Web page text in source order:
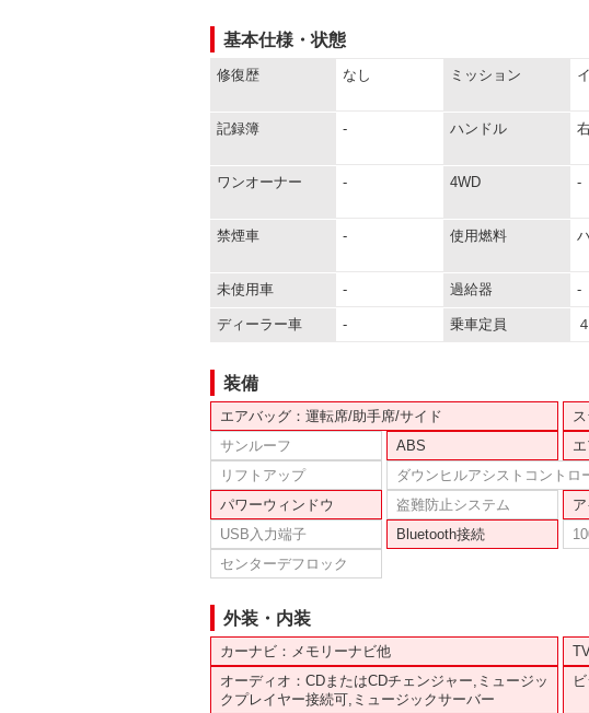
基本仕様・状態
修復歴 なし ミッション
記録簿 - ハンドル
ワンオーナー - 4WD -
禁煙車 - 使用燃料
未使用車 - 過給器 -
ディーラー車 - 乗車定員
装備
エアバッグ：運転席/助手席/サイド
サンルーフ
ABS
リフトアップ
ダウンヒルアシストコントロ
パワーウィンドウ
盗難防止システム
USB入力端子
Bluetooth接続
センターデフロック
外装・内装
カーナビ：メモリーナビ他
オーディオ：CDまたはCDチェンジャー,ミュージッ
クプレイヤー接続可,ミュージックサーバー